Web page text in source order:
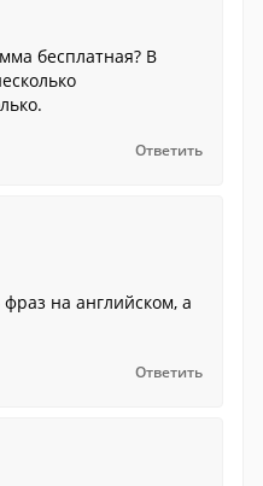
бесплатная? В
Ответить
на английском, а
Ответить